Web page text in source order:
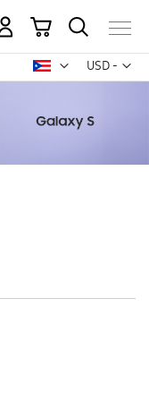
USD -
dólar
Mi carrito